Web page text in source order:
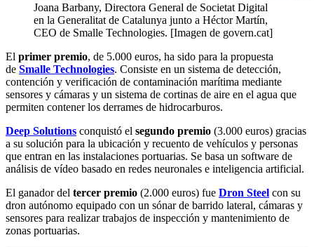
Joana Barbany, Directora General de Societat Digital
en la Generalitat de Catalunya junto a Héctor Martín,
CEO de Smalle Technologies. [Imagen de govern.cat]
El primer premio, de 5.000 euros, ha sido para la propuesta
de Smalle Technologies. Consiste en un sistema de detección,
contención y verificación de contaminación marítima mediante
sensores y cámaras y un sistema de cortinas de aire en el agua que
permiten contener los derrames de hidrocarburos.
Deep Solutions conquistó el segundo premio (3.000 euros) gracias
a su solución para la ubicación y recuento de vehículos y personas
que entran en las instalaciones portuarias. Se basa un software de
análisis de vídeo basado en redes neuronales e inteligencia artificial.
El ganador del tercer premio (2.000 euros) fue Dron Steel con su
dron autónomo equipado con un sónar de barrido lateral, cámaras y
sensores para realizar trabajos de inspección y mantenimiento de
zonas portuarias.